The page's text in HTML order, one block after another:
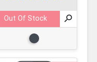

Out Of Stock
مشکی